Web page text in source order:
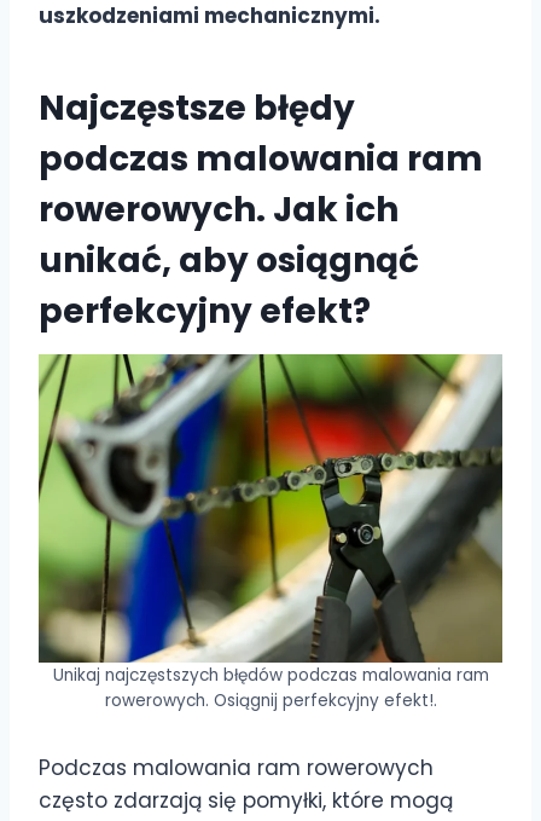
uszkodzeniami mechanicznymi.
Najczęstsze błędy
podczas malowania ram
rowerowych. Jak ich
unikać, aby osiągnąć
perfekcyjny efekt?
Unikaj najczęstszych błędów podczas malowania ram
rowerowych. Osiągnij perfekcyjny efekt!.
Podczas malowania ram rowerowych
często zdarzają się pomyłki, które mogą